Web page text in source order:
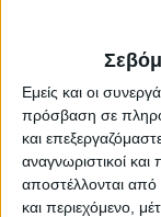
Εμείς και οι
πρόσβαση σε
και
αναγνωριστικοί
αποστέλλονται από
και περιεχόμενο,
Η Αρχαιότερη